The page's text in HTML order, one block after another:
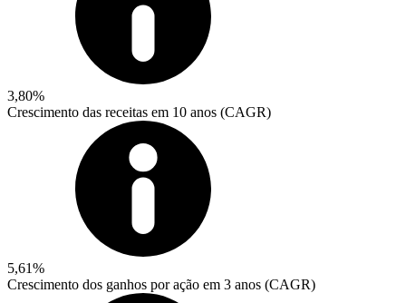
3,80%
Crescimento das receitas em 10 anos (CAGR)
5,61%
Crescimento dos ganhos por ação em 3 anos (CAGR)